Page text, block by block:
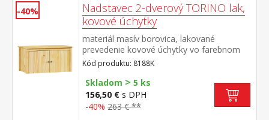
-40%
Nadstavec 2-dverový TORINO lak,
kovové úchytky
materiál masív borovica, lakované
prevedenie kovové úchytky vo farebnom
prevedení černená mosadz nadstavec pre
skriňu 8088K
Kód produktu: 8188K
Skladom > 5 ks
156,50 € s DPH
-40% 263 € **